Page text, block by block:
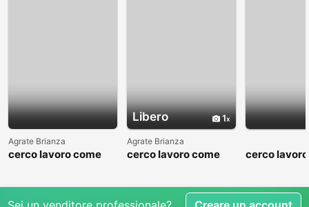
Agrate Brianza
cerco lavoro come
Libero 1
Agrate Brianza
cerco lavoro come
cerco